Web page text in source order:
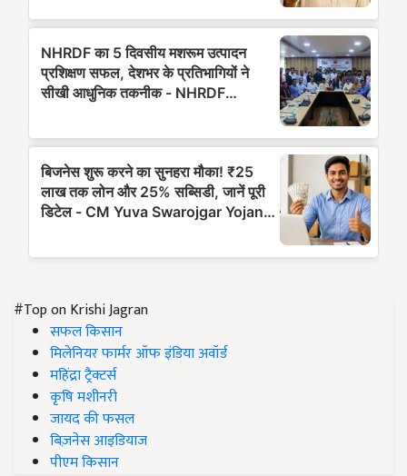
#Top on Krishi Jagran
सफल किसान
मिलेनियर फार्मर ऑफ इंडिया अवॉर्ड
महिंद्रा ट्रैक्टर्स
कृषि मशीनरी
जायद की फसल
बिज़नेस आइडियाज
पीएम किसान